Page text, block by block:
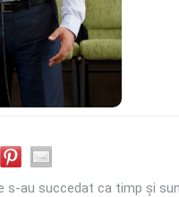
s-au succedat ca timp și